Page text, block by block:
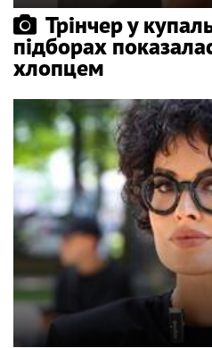
Трінчер у
підборах
хлопцем